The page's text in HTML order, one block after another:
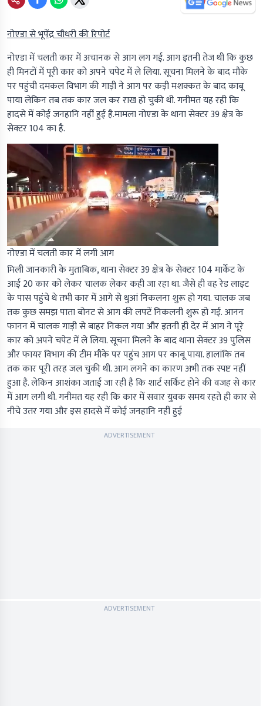
नोएडा से भूपेंद्र चौधरी की रिपोर्ट
नोएडा में चलती कार में अचानक से आग लग गई. आग इतनी तेज थी कि कुछ
ही मिनटों में पूरी कार को अपने चपेट में ले लिया. सूचना मिलने के बाद मौके
पर पहुंची दमकल विभाग की गाड़ी ने आग पर कड़ी मशक्कत के बाद काबू
पाया लेकिन तब तक कार जल कर राख हो चुकी थी. गनीमत यह रही कि
हादसे में कोई जनहानि नहीं हुई है.मामला नोएडा के थाना सेक्टर 39 क्षेत्र के
सेक्टर 104 का है.
नोएडा में चलती कार में लगी आग
मिली जानकारी के मुताबिक, थाना सेक्टर 39 क्षेत्र के सेक्टर 104 मार्केट के
आई 20 कार को लेकर चालक लेकर कही जा रहा था. जैसे ही वह रेड लाइट
के पास पहुंचे थे तभी कार में आगे से धुआं निकलना शुरू हो गया. चालक जब
तक कुछ समझ पाता बोनट से आग की लपटें निकलनी शुरू हो गई. आनन
फानन में चालक गाड़ी से बाहर निकल गया और इतनी ही देर में आग ने पूरे
कार को अपने चपेट में ले लिया. सूचना मिलने के बाद थाना सेक्टर 39 पुलिस
और फायर विभाग की टीम मौके पर पहुंच आग पर काबू पाया. हालांकि तब
तक कार पूरी तरह जल चुकी थी. आग लगने का कारण अभी तक स्पष्ट नहीं
हुआ है. लेकिन आशंका जताई जा रही है कि शार्ट सर्किट होने की वजह से कार
में आग लगी थी. गनीमत यह रही कि कार में सवार युवक समय रहते ही कार से
नीचे उतर गया और इस हादसे में कोई जनहानि नहीं हुई
ADVERTISEMENT
ADVERTISEMENT